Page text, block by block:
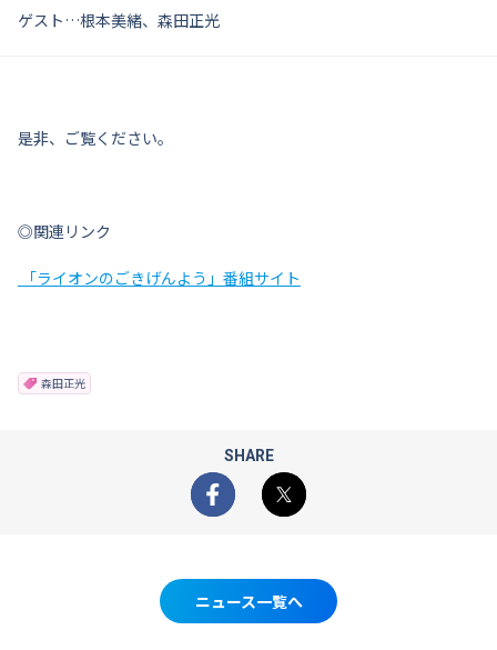
ゲスト…根本美緒、森田正光
是非、ご覧ください。
◎関連リンク
「ライオンのごきげんよう」番組サイト
森田正光
SHARE
Facebook
X
ニュース一覧へ